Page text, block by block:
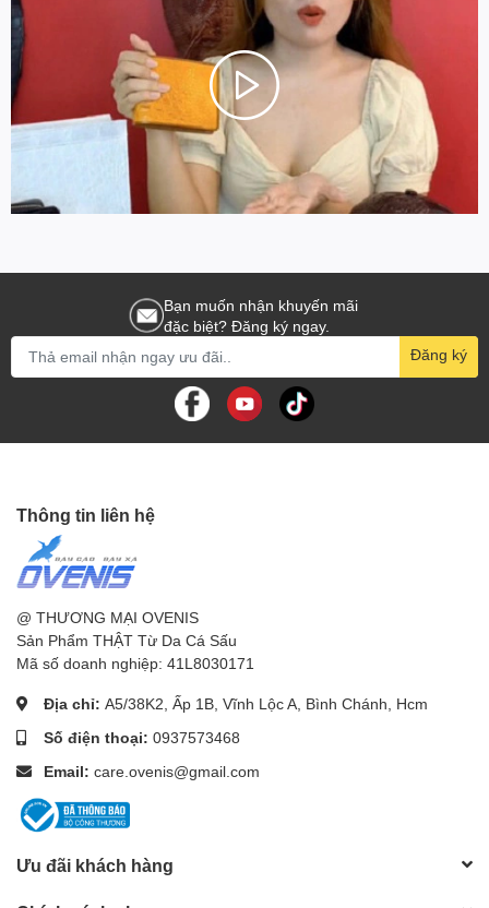
Bạn muốn nhận khuyến mãi
đặc biệt? Đăng ký ngay.
Đăng ký
Thông tin liên hệ
@ THƯƠNG MẠI OVENIS
Sản Phẩm THẬT Từ Da Cá Sấu
Mã số doanh nghiệp: 41L8030171
Địa chỉ: A5/38K2, Ấp 1B, Vĩnh Lộc A, Bình Chánh, Hcm
Số điện thoại: 0937573468
Email: care.ovenis@gmail.com
Ưu đãi khách hàng